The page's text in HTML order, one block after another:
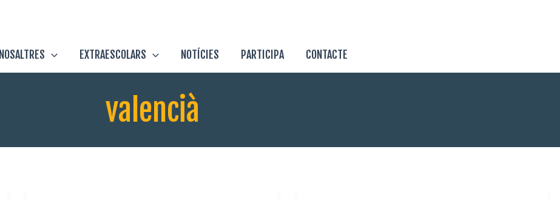
NOSALTRES EXTRAESCOLARS NOTÍCIES PARTICIPA CONTACTE
valencià